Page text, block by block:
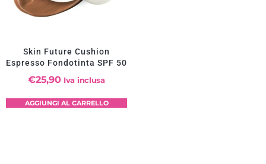
Skin Future Cushion
Espresso Fondotinta SPF 50
€25,90 Iva inclusa
AGGIUNGI AL CARRELLO